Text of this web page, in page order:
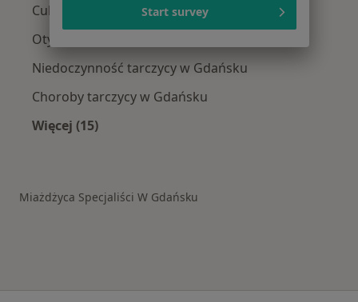
Cukrzyca w Gdańsku
Otyłość w Gdańsku
Niedoczynność tarczycy w Gdańsku
Choroby tarczycy w Gdańsku
Więcej (15)
Miażdżyca Specjaliści W Gdańsku
Start survey